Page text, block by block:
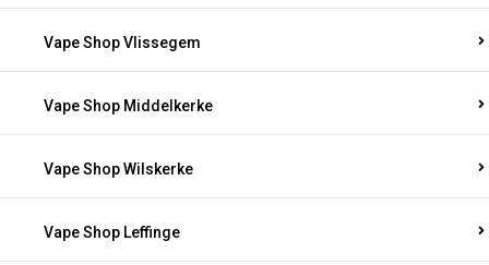
Vape Shop Vlissegem
Vape Shop Middelkerke
Vape Shop Wilskerke
Vape Shop Leffinge